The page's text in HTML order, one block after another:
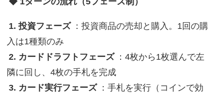
1. 投資フェーズ ：投資商品の売却と購入。1回の購
入は1種類のみ
2. カードドラフトフェーズ ：4枚から1枚選んで左
隣に回し、4枚の手札を完成
3. カード実行フェーズ ：手札を実行（コインで効